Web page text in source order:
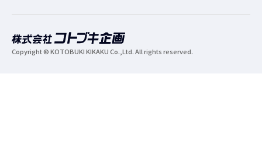
Copyright © KOTOBUKI KIKAKU Co.,Ltd. All rights reserved.